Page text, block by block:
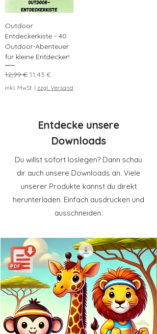
Outdoor
Entdeckerkiste - 40
Outdoor-Abenteuer
für kleine Entdecker!
Standardpreis
12,99 € Sale-Preis
11,43 €
inkl. MwSt. | zzgl. Versand
Entdecke unsere
Downloads
Du willst sofort loslegen? Dann schau
dir auch unsere Downloads an. Viele
unserer Produkte kannst du direkt
herunterladen. Einfach ausdrucken und
ausschneiden.